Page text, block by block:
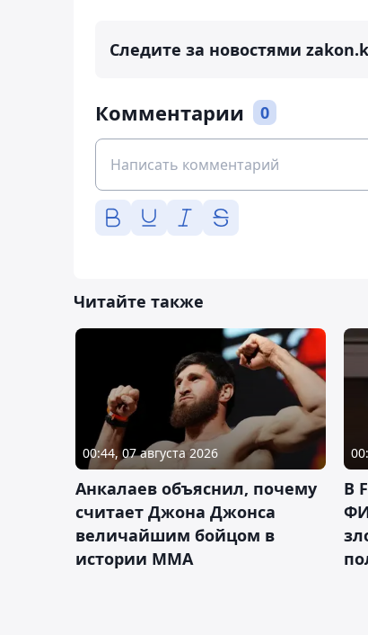
Следите за новостями
Комментарии 0
Читайте также
00:44, 07 августа 2026
Анкалаев объяснил, почему
считает Джона Джонса
величайшим бойцом в
истории ММА
В